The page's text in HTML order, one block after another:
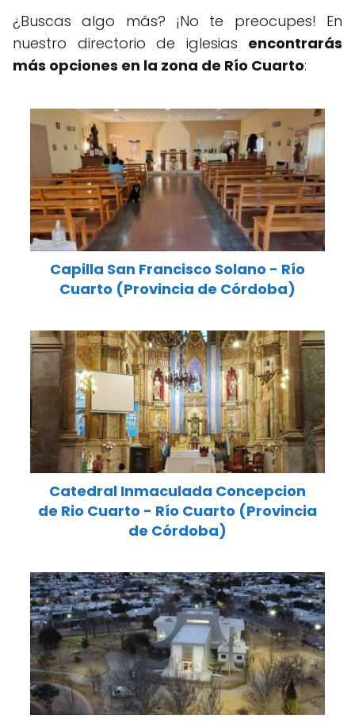
¿Buscas algo más? ¡No te preocupes! En
nuestro directorio de iglesias encontrarás
más opciones en la zona de Río Cuarto:
Capilla San Francisco Solano - Río
Cuarto (Provincia de Córdoba)
Catedral Inmaculada Concepcion
de Rio Cuarto - Río Cuarto (Provincia
de Córdoba)